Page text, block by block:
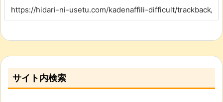
サイト内検索